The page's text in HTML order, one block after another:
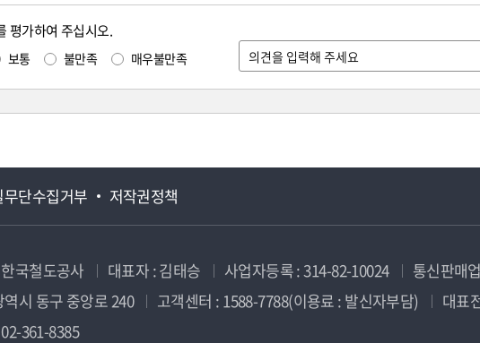
평가하여 주십시오.
보통 불만족 매우불만족
무단수집거부 저작권정책
국철도공사 대표자 : 김태승 사업자등록 : 314-82-10024
통신판매
역시 동구 중앙로 240
고객센터 : 1588-7788(이용료 : 발신자부담)
대표
361-8385